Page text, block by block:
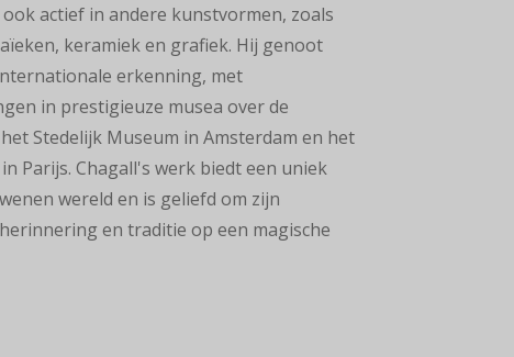
actief in andere kunstvormen, zoals
keramiek en grafiek. Hij genoot
erkenning, met
in prestigieuze musea over de
Stedelijk Museum in Amsterdam en het
in Parijs. Chagall's werk biedt een uniek
wereld en is geliefd om zijn
en traditie op een magische